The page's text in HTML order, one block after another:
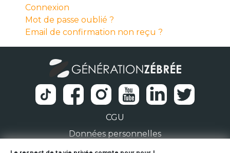
Connexion
Mot de passe oublié ?
Email de confirmation non reçu ?
CGU
Données personnelles